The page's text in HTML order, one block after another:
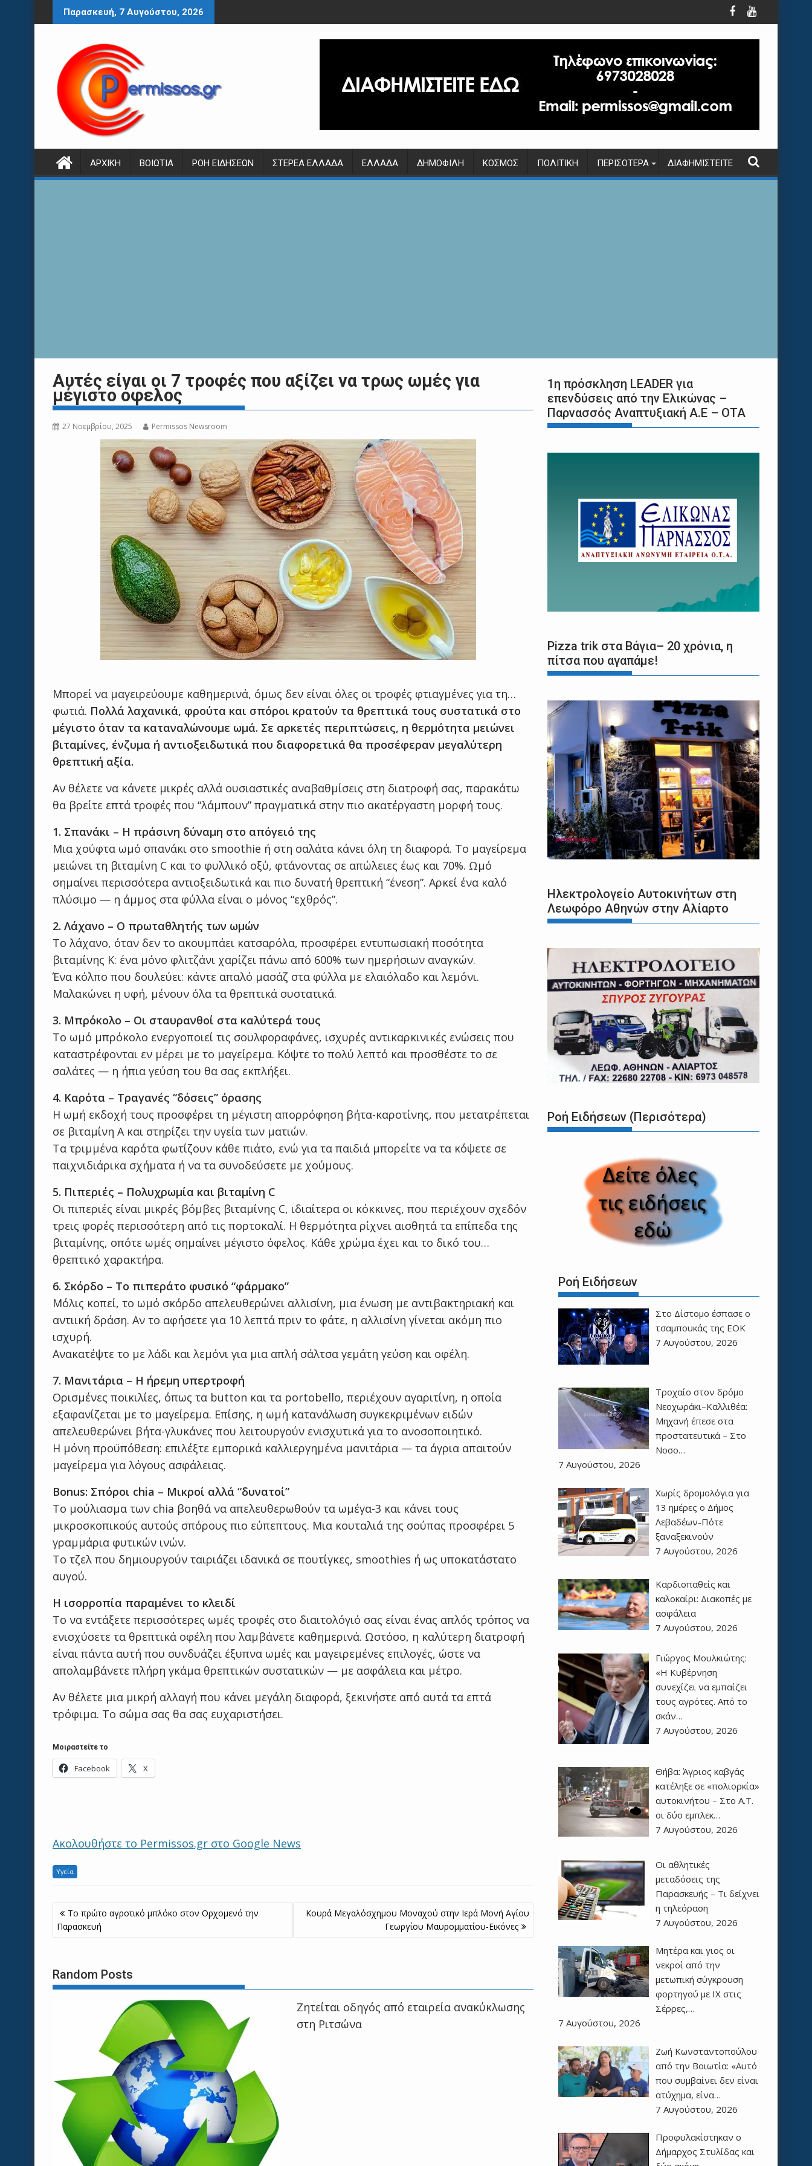
Περάστε
στο
Παρασκευή, 7 Αυγούστου, 2026
ΑΡΧΙΚΉ ΒΟΙΩΤΊΑ ΡΟΉ ΕΙΔΉΣΕΩΝ ΣΤΕΡΕΆ ΕΛΛΆΔΑ ΕΛΛΆΔΑ ΔΗΜΟΦΙΛΉ ΚΌΣΜΟΣ ΠΟΛΙΤΙΚΉ ΠΕΡΙΣΌΤΕΡΑ ΔΙΑΦΗΜΙΣΤΕΊΤΕ
Αυτές είναι οι 7 τροφές που αξίζει να τρως ωμές για
μέγιστο όφελος
27 Νοεμβρίου, 2025 Permissos Newsroom
Μπορεί να μαγειρεύουμε καθημερινά, όμως δεν είναι όλες οι τροφές φτιαγμένες για τη…
φωτιά. Πολλά λαχανικά, φρούτα και σπόροι κρατούν τα θρεπτικά τους συστατικά στο
μέγιστο όταν τα καταναλώνουμε ωμά. Σε αρκετές περιπτώσεις, η θερμότητα μειώνει
βιταμίνες, ένζυμα ή αντιοξειδωτικά που διαφορετικά θα προσέφεραν μεγαλύτερη
θρεπτική αξία.
Αν θέλετε να κάνετε μικρές αλλά ουσιαστικές αναβαθμίσεις στη διατροφή σας, παρακάτω
θα βρείτε επτά τροφές που “λάμπουν” πραγματικά στην πιο ακατέργαστη μορφή τους.
1. Σπανάκι – Η πράσινη δύναμη στο απόγειό της
Μια χούφτα ωμό σπανάκι στο smoothie ή στη σαλάτα κάνει όλη τη διαφορά. Το μαγείρεμα
μειώνει τη βιταμίνη C και το φυλλικό οξύ, φτάνοντας σε απώλειες έως και 70%. Ωμό
σημαίνει περισσότερα αντιοξειδωτικά και πιο δυνατή θρεπτική “ένεση”. Αρκεί ένα καλό
πλύσιμο — η άμμος στα φύλλα είναι ο μόνος “εχθρός”.
2. Λάχανο – Ο πρωταθλητής των ωμών
Το λάχανο, όταν δεν το ακουμπάει κατσαρόλα, προσφέρει εντυπωσιακή ποσότητα
βιταμίνης Κ: ένα μόνο φλιτζάνι χαρίζει πάνω από 600% των ημερήσιων αναγκών.
Ένα κόλπο που δουλεύει: κάντε απαλό μασάζ στα φύλλα με ελαιόλαδο και λεμόνι.
Μαλακώνει η υφή, μένουν όλα τα θρεπτικά συστατικά.
3. Μπρόκολο – Οι σταυρανθοί στα καλύτερά τους
Το ωμό μπρόκολο ενεργοποιεί τις σουλφοραφάνες, ισχυρές αντικαρκινικές ενώσεις που
καταστρέφονται εν μέρει με το μαγείρεμα. Κόψτε το πολύ λεπτό και προσθέστε το σε
σαλάτες — η ήπια γεύση του θα σας εκπλήξει.
4. Καρότα – Τραγανές “δόσεις” όρασης
Η ωμή εκδοχή τους προσφέρει τη μέγιστη απορρόφηση βήτα-καροτίνης, που μετατρέπεται
σε βιταμίνη Α και στηρίζει την υγεία των ματιών.
Τα τριμμένα καρότα φωτίζουν κάθε πιάτο, ενώ για τα παιδιά μπορείτε να τα κόψετε σε
παιχνιδιάρικα σχήματα ή να τα συνοδεύσετε με χούμους.
5. Πιπεριές – Πολυχρωμία και βιταμίνη C
Οι πιπεριές είναι μικρές βόμβες βιταμίνης C, ιδιαίτερα οι κόκκινες, που περιέχουν σχεδόν
τρεις φορές περισσότερη από τις πορτοκαλί. Η θερμότητα ρίχνει αισθητά τα επίπεδα της
βιταμίνης, οπότε ωμές σημαίνει μέγιστο όφελος. Κάθε χρώμα έχει και το δικό του…
θρεπτικό χαρακτήρα.
6. Σκόρδο – Το πιπεράτο φυσικό “φάρμακο”
Μόλις κοπεί, το ωμό σκόρδο απελευθερώνει αλλισίνη, μια ένωση με αντιβακτηριακή και
αντιική δράση. Αν το αφήσετε για 10 λεπτά πριν το φάτε, η αλλισίνη γίνεται ακόμη πιο
ισχυρή.
Ανακατέψτε το με λάδι και λεμόνι για μια απλή σάλτσα γεμάτη γεύση και οφέλη.
7. Μανιτάρια – Η ήρεμη υπερτροφή
Ορισμένες ποικιλίες, όπως τα button και τα portobello, περιέχουν αγαριτίνη, η οποία
εξαφανίζεται με το μαγείρεμα. Επίσης, η ωμή κατανάλωση συγκεκριμένων ειδών
απελευθερώνει βήτα-γλυκάνες που λειτουργούν ενισχυτικά για το ανοσοποιητικό.
Η μόνη προϋπόθεση: επιλέξτε εμπορικά καλλιεργημένα μανιτάρια — τα άγρια απαιτούν
μαγείρεμα για λόγους ασφάλειας.
Bonus: Σπόροι chia – Μικροί αλλά “δυνατοί”
Το μούλιασμα των chia βοηθά να απελευθερωθούν τα ωμέγα-3 και κάνει τους
μικροσκοπικούς αυτούς σπόρους πιο εύπεπτους. Μια κουταλιά της σούπας προσφέρει 5
γραμμάρια φυτικών ινών.
Το τζελ που δημιουργούν ταιριάζει ιδανικά σε πουτίγκες, smoothies ή ως υποκατάστατο
αυγού.
Η ισορροπία παραμένει το κλειδί
Το να εντάξετε περισσότερες ωμές τροφές στο διαιτολόγιό σας είναι ένας απλός τρόπος να
ενισχύσετε τα θρεπτικά οφέλη που λαμβάνετε καθημερινά. Ωστόσο, η καλύτερη διατροφή
είναι πάντα αυτή που συνδυάζει έξυπνα ωμές και μαγειρεμένες επιλογές, ώστε να
απολαμβάνετε πλήρη γκάμα θρεπτικών συστατικών — με ασφάλεια και μέτρο.
Αν θέλετε μια μικρή αλλαγή που κάνει μεγάλη διαφορά, ξεκινήστε από αυτά τα επτά
τρόφιμα. Το σώμα σας θα σας ευχαριστήσει.
Μοιραστείτε το
Facebook X
Ακολουθήστε το Permissos.gr στο Google News
Υγεία
Πλοήγηση
άρθρων
Το πρώτο αγροτικό μπλόκο στον Ορχομενό την
Παρασκευή
Κουρά Μεγαλόσχημου Μοναχού στην Ιερά Μονή Αγίου
Γεωργίου Μαυρομματίου-Εικόνες
Random Posts
Ζητείται οδηγός από εταιρεία ανακύκλωσης
στη Ριτσώνα
1η πρόσκληση LEADER για
επενδύσεις από την Ελικώνας –
Παρνασσός Αναπτυξιακή Α.Ε – ΟΤΑ
Pizza trik στα Βάγια– 20 χρόνια, η
πίτσα που αγαπάμε!
Ηλεκτρολογείο Αυτοκινήτων στη
Λεωφόρο Αθηνών στην Αλίαρτο
Ροή Ειδήσεων (Περισότερα)
Ροή Ειδήσεων
Στο Δίστομο έσπασε ο
τσαμπουκάς της ΕΟΚ
7 Αυγούστου, 2026
Τροχαίο στον δρόμο
Νεοχωράκι–Καλλιθέα:
Μηχανή έπεσε στα
προστατευτικά – Στο
Νοσο…
7 Αυγούστου, 2026
Χωρίς δρομολόγια για
13 ημέρες ο Δήμος
Λεβαδέων-Πότε
ξαναξεκινούν
7 Αυγούστου, 2026
Καρδιοπαθείς και
καλοκαίρι: Διακοπές με
ασφάλεια
7 Αυγούστου, 2026
Γιώργος Μουλκιώτης:
«Η Κυβέρνηση
συνεχίζει να εμπαίζει
τους αγρότες. Από το
σκάν…
7 Αυγούστου, 2026
Θήβα: Άγριος καβγάς
κατέληξε σε «πολιορκία»
αυτοκινήτου – Στο Α.Τ.
οι δύο εμπλεκ…
7 Αυγούστου, 2026
Οι αθλητικές
μεταδόσεις της
Παρασκευής – Τι δείχνει
η τηλεόραση
7 Αυγούστου, 2026
Μητέρα και γιος οι
νεκροί από την
μετωπική σύγκρουση
φορτηγού με ΙΧ στις
Σέρρες,…
7 Αυγούστου, 2026
Ζωή Κωνσταντοπούλου
από την Βοιωτία: «Αυτό
που συμβαίνει δεν είναι
ατύχημα, είνα…
7 Αυγούστου, 2026
Προφυλακίστηκαν ο
Δήμαρχος Στυλίδας και